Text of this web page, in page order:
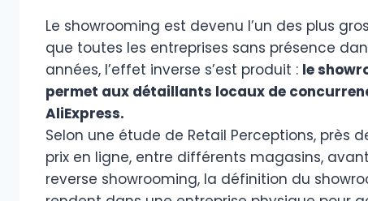
Le showrooming est devenu l’un des plus
que toutes les entreprises sans présence
années, l’effet inverse s’est produit : le
permet aux détaillants locaux de
AliExpress.
Selon une étude de Retail Perceptions, près
prix en ligne, entre différents magasins,
reverse showrooming, la définition du